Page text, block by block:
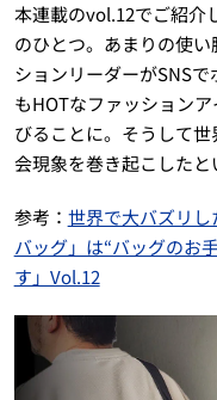
本連載のvol.12でご紹介
のひとつ。あまりの使
ションリーダーがSNS
もHOTなファッション
びることに。そうして
会現象を巻き起こしたと
参考： 世界で大バズリ
バッグ」は“バッグのお
す」Vol.12